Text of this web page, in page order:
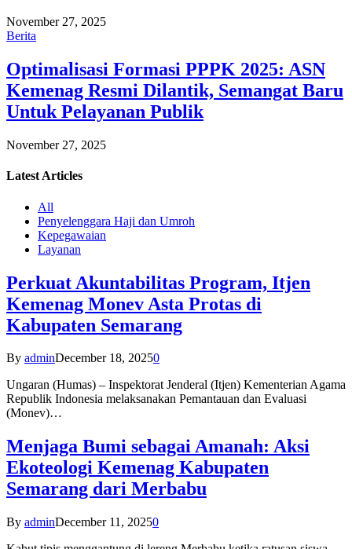
November 27, 2025
Berita
Optimalisasi Formasi PPPK 2025: ASN
Kemenag Resmi Dilantik, Semangat Baru
Untuk Pelayanan Publik
November 27, 2025
Latest Articles
All
Penyelenggara Haji dan Umroh
Kepegawaian
Layanan
Perkuat Akuntabilitas Program, Itjen
Kemenag Monev Asta Protas di
Kabupaten Semarang
By adminDecember 18, 20250
Ungaran (Humas) – Inspektorat Jenderal (Itjen) Kementerian Agama
Republik Indonesia melaksanakan Pemantauan dan Evaluasi
(Monev)…
Menjaga Bumi sebagai Amanah: Aksi
Ekoteologi Kemenag Kabupaten
Semarang dari Merbabu
By adminDecember 11, 20250